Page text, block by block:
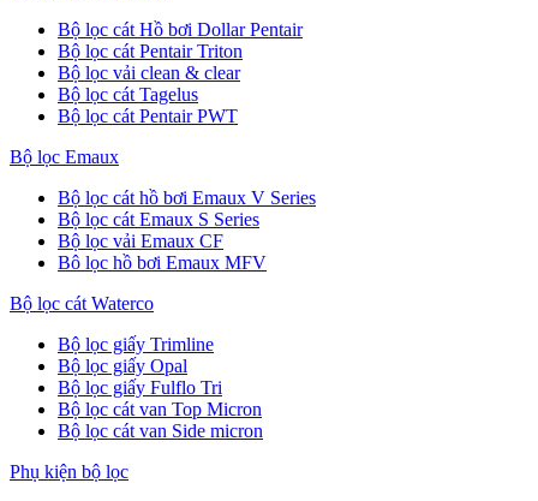
Bộ lọc cát Hồ bơi Dollar Pentair
Bộ lọc cát Pentair Triton
Bộ lọc vải clean & clear
Bộ lọc cát Tagelus
Bộ lọc cát Pentair PWT
Bộ lọc Emaux
Bộ lọc cát hồ bơi Emaux V Series
Bộ lọc cát Emaux S Series
Bộ lọc vải Emaux CF
Bô lọc hồ bơi Emaux MFV
Bộ lọc cát Waterco
Bộ lọc giấy Trimline
Bộ lọc giấy Opal
Bộ lọc giấy Fulflo Tri
Bộ lọc cát van Top Micron
Bộ lọc cát van Side micron
Phụ kiện bộ lọc